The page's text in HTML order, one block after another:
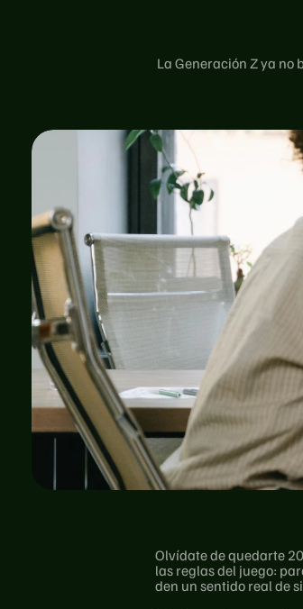
La Generación Z ya no
Olvídate de quedarte
las reglas del juego:
den un sentido real de